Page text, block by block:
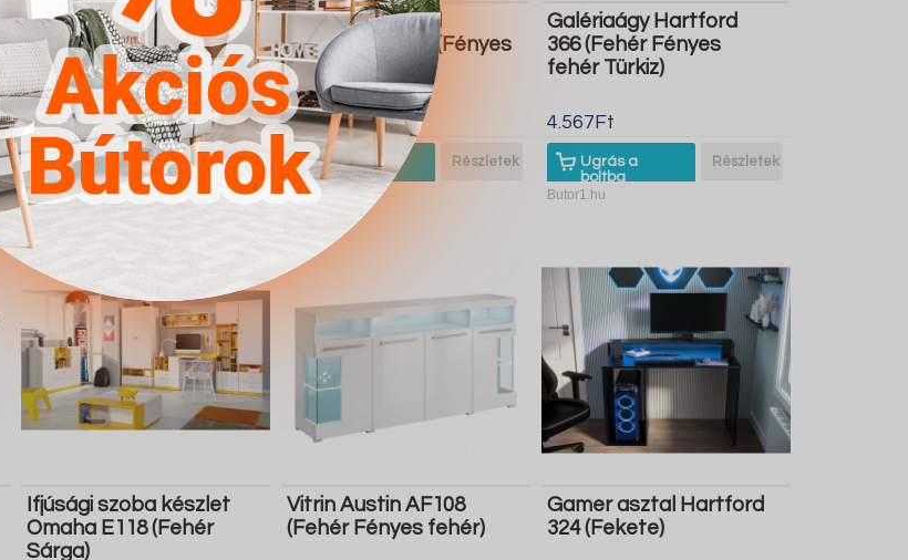
Nappali szett Charlotte
A111 (Fekete Fényes
fekete)
4.567Ft
Ugrás a
boltba
Részletek
Butor1.hu
Dohányzóasztal
Providence 176 (Fényes
fehér Fekete)
4.567Ft
Ugrás a
boltba
Részletek
Butor1.hu
Galériaágy Hartford
366 (Fehér Fényes
fehér Türkiz)
4.567Ft
Ugrás a
boltba
Részletek
Butor1.hu
Ifjúsági szoba készlet
Omaha E118 (Fehér
Sárga)
Vitrin Austin AF108
(Fehér Fényes fehér)
Gamer asztal Hartford
324 (Fekete)